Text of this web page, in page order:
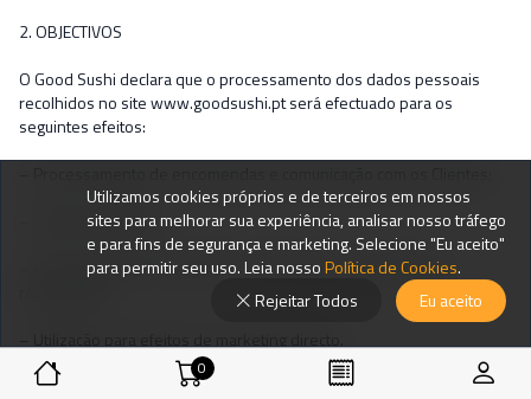
2. OBJECTIVOS
O Good Sushi declara que o processamento dos dados pessoais
recolhidos no site www.goodsushi.pt será efectuado para os
seguintes efeitos:
– Análise estatística;
– Processamento de pedidos de informação e de eventuais
0
Utilizamos cookies próprios e de terceiros em nossos
sites para melhorar sua experiência, analisar nosso tráfego
e para fins de segurança e marketing. Selecione "Eu aceito"
para permitir seu uso. Leia nossoPolítica de Cookies.
Rejeitar Todos
Eu aceito